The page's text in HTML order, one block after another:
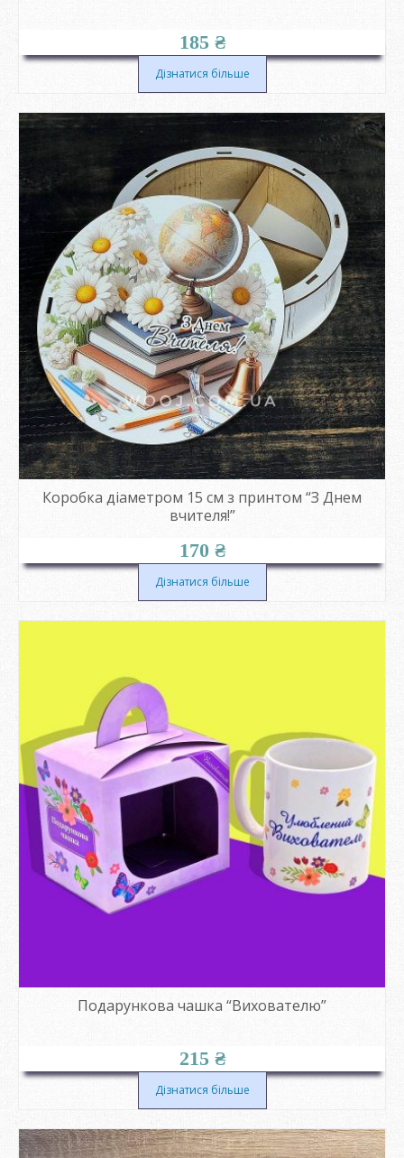
185 ₴
Дізнатися більше
Коробка діаметром 15 см з принтом “З Днем
вчителя!”
170 ₴
Дізнатися більше
Подарункова чашка “Вихователю”
215 ₴
Дізнатися більше